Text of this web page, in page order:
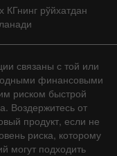
КГнинг рўйхатдан
связаны с той или
финансовыми
риском быстрой
Воздержитесь от
продукт, если не
риска, которому
могут подходить